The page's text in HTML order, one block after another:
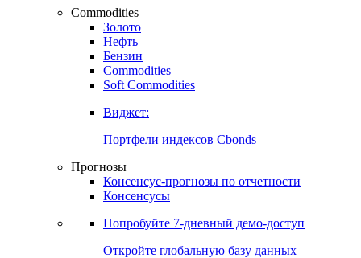
Commodities
Золото
Нефть
Бензин
Commodities
Soft Commodities
Виджет:
Портфели индексов Cbonds
Прогнозы
Консенсус-прогнозы по отчетности
Консенсусы
Попробуйте 7-дневный демо-доступ
Откройте глобальную базу данных